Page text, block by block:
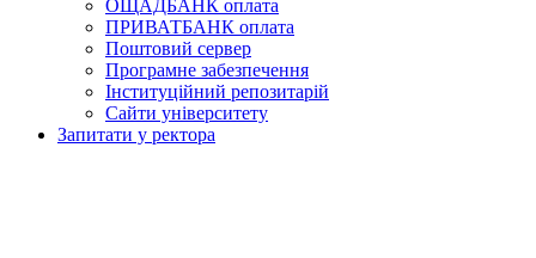
ОЩАДБАНК оплата
ПРИВАТБАНК оплата
Поштовий сервер
Програмне забезпечення
Інституційний репозитарій
Сайти університету
Запитати у ректора